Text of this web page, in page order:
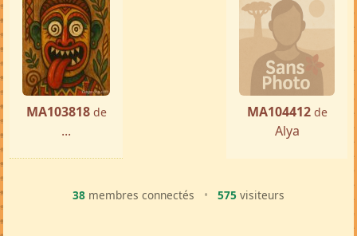
MA103818 de
...
MA104412 de
Alya
38 membres connectés • 575 visiteurs